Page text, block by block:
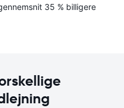
35 % billigere